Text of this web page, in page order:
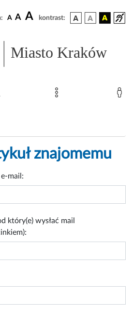
A A A kontrast:
Miasto Kraków
znajomemu
mail:
który(e) wysłać mail